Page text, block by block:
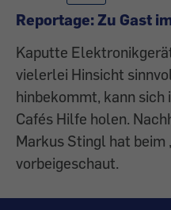
Reportage: Zu Gast
Kaputte
vielerlei Hinsicht
hinbekommt, kann sich
Cafés Hilfe holen.
Markus Stingl hat beim
vorbeigeschaut.